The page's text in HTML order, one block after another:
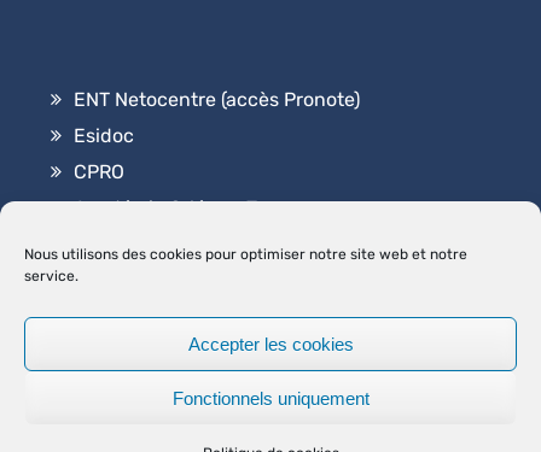
Nous utilisons des cookies pour optimiser notre site web et notre
service.
Accepter les cookies
Fonctionnels uniquement
ENT Netocentre (accès Pronote)
Esidoc
CPRO
Académie Orléans-Tours
Contact
Lycée Professionnel Elsa Triolet
Theme Palace
MENTIONS LÉGALES POLITIQUE DE COOKIES (UE)